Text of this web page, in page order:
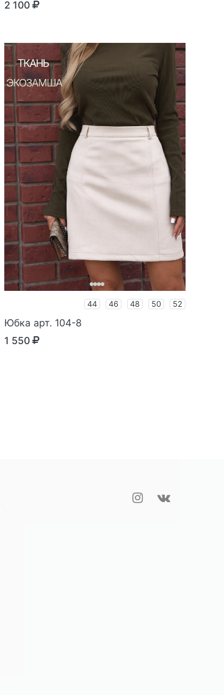
2 100
44 46 48 50 52
Юбка арт. 104-8
1 550